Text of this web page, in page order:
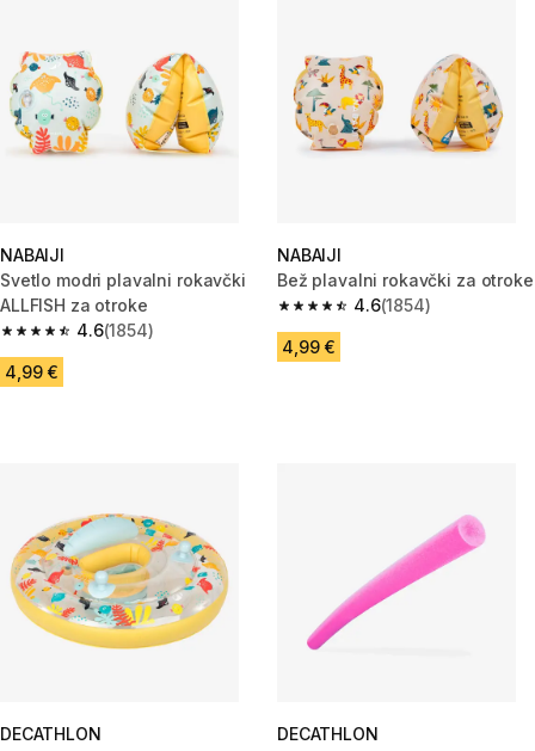
NABAIJI
Svetlo modri plavalni rokavčki
ALLFISH za otroke
4.6
4.6 od 5 zvezdic from 1854 ocene
(1854)
4,99 €
NABAIJI
Bež plavalni rokavčki za otroke
4.6
4.6 od 5 zvezdic from 1854
(1854)
4,99 €
DECATHLON
DECATHLON